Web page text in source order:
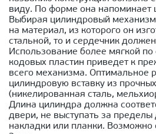
виду. По форме она напоминает
Выбирая цилиндровый
на материал, из которого он
стальной, то и сердечник
Использование более мягкой по
кодовых пластин приведет к
всего механизма. Оптимальное
цилиндровую вставку из
(никелированная сталь,
Длина цилиндра должна
двери, не выступать за пределы
накладки или планки. Возможно